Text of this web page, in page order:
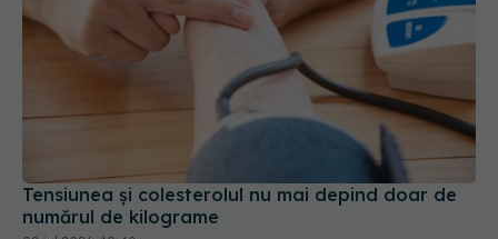
Tensiunea și colesterolul nu mai depind doar de
numărul de kilograme